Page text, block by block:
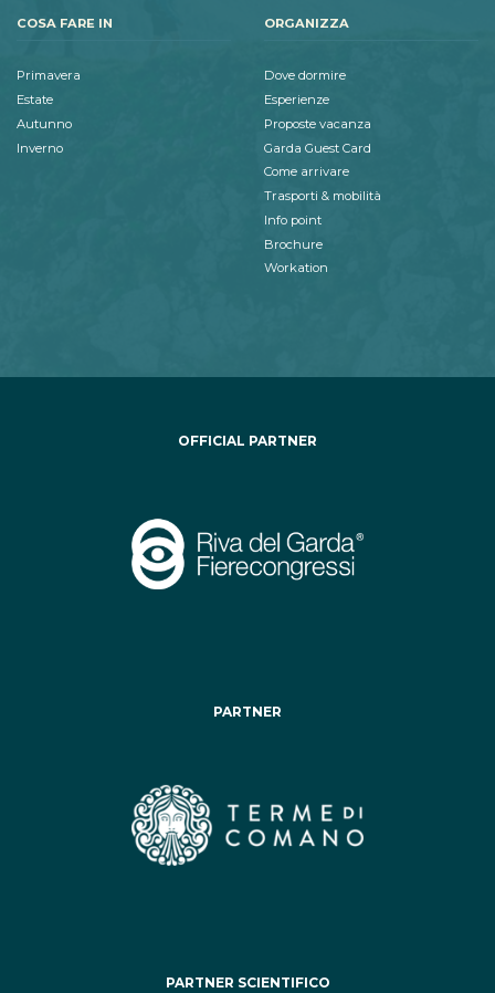
COSA FARE IN
Primavera
Estate
Autunno
Inverno
ORGANIZZA
Dove dormire
Esperienze
Proposte vacanza
Garda Guest Card
Come arrivare
Trasporti & mobilità
Info point
Brochure
Workation
OFFICIAL PARTNER
PARTNER
PARTNER SCIENTIFICO